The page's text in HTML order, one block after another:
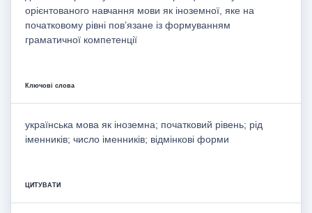
орієнтованого навчання мови як іноземної, яке на
початковому рівні пов’язане із формуванням
граматичної компетенції
Ключові слова
українська мова як іноземна; початковий рівень; рід
іменників; число іменників; відмінкові форми
ЦИТУВАТИ